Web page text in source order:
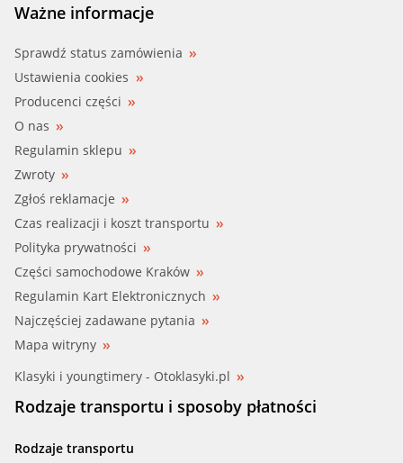
Ważne informacje
Sprawdź status zamówienia
Ustawienia cookies
Producenci części
O nas
Regulamin sklepu
Zwroty
Zgłoś reklamacje
Czas realizacji i koszt transportu
Polityka prywatności
Części samochodowe Kraków
Regulamin Kart Elektronicznych
Najczęściej zadawane pytania
Mapa witryny
Klasyki i youngtimery - Otoklasyki.pl
Rodzaje transportu i sposoby płatności
Rodzaje transportu